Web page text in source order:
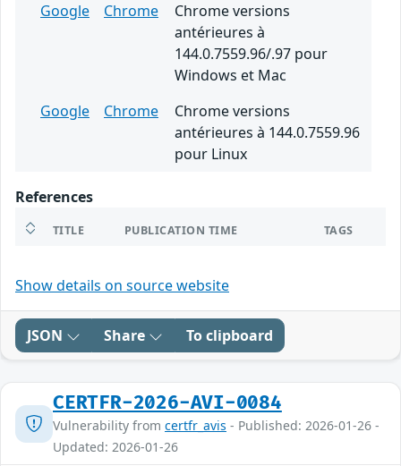
Google Chrome
Chrome versions
antérieures à
144.0.7559.96/.97 pour
Windows et Mac
Google
Chrome
Chrome versions
antérieures à 144.0.7559.96
pour Linux
References
TITLE PUBLICATION TIME TAGS
Show details on source website
JSON Share To clipboard
CERTFR-2026-AVI-0084
Vulnerability from certfr_avis - Published: 2026-01-26 -
Updated: 2026-01-26